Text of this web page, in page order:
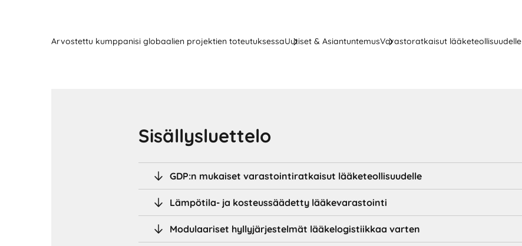
Arvostettu kumppanisi globaalien projektien toteutuksessaUutiset & AsiantuntemusVarastoratkaisut lääketeollisuudelle
Sisällysluettelo
GDP:n mukaiset varastointiratkaisut lääketeollisuudelle
Lämpötila- ja kosteussäädetty lääkevarastointi
Modulaariset hyllyjärjestelmät lääkelogistiikkaa varten